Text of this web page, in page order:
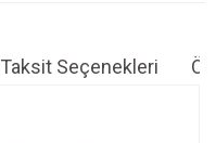
Taksit Seçenekleri